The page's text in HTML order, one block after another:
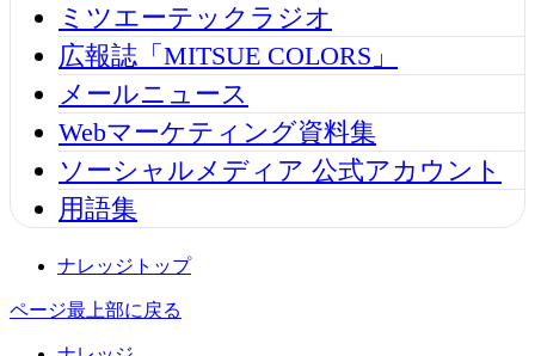
ミツエーテックラジオ
広報誌「MITSUE COLORS」
メールニュース
Webマーケティング資料集
ソーシャルメディア 公式アカウント
用語集
ナレッジトップ
ページ最上部に戻る